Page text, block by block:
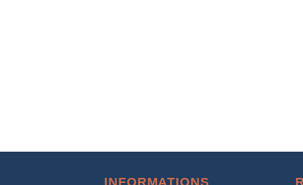
INFORMATIONS